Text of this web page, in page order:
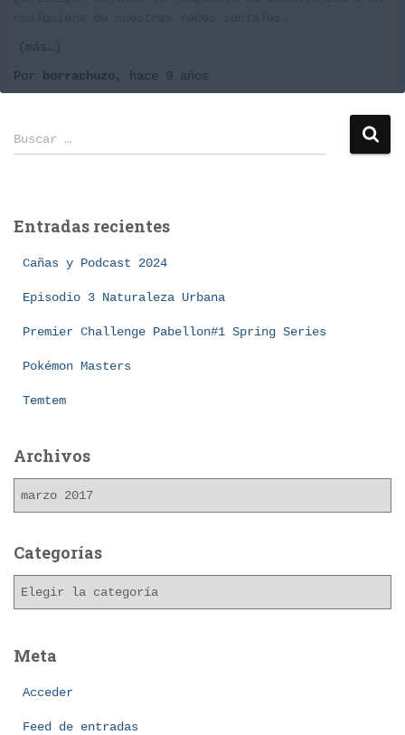
(más…)
Por
borrachuzo , hace 9 años
B
u
r
Buscar …
Entradas recientes
Cañas y Podcast 2024
Episodio 3 Naturaleza Urbana
Premier Challenge Pabellon#1 Spring Series
Pokémon Masters
Temtem
Archivos
h
o
Categorías
g
Meta
Acceder
Feed de entradas